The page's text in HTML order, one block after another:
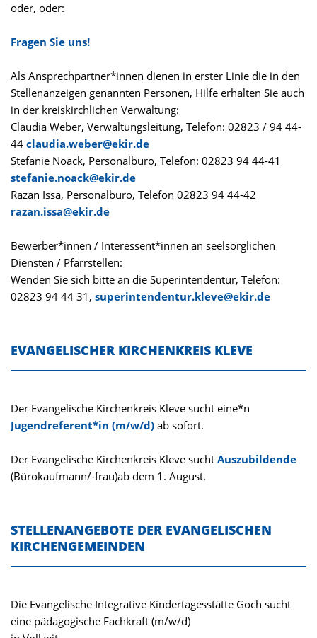
oder, oder:
Fragen Sie uns!
Als Ansprechpartner*innen dienen in erster Linie die in den
Stellenanzeigen genannten Personen, Hilfe erhalten Sie auch
in der kreiskirchlichen Verwaltung:
Claudia Weber, Verwaltungsleitung, Telefon: 02823 / 94 44-
44 claudia.weber@ekir.de
Stefanie Noack, Personalbüro, Telefon: 02823 94 44-41
stefanie.noack@ekir.de
Razan Issa, Personalbüro, Telefon 02823 94 44-42
razan.issa@ekir.de
Bewerber*innen / Interessent*innen an seelsorglichen
Diensten / Pfarrstellen:
Wenden Sie sich bitte an die Superintendentur, Telefon:
02823 94 44 31, superintendentur.kleve@ekir.de
EVANGELISCHER KIRCHENKREIS KLEVE
Der Evangelische Kirchenkreis Kleve sucht eine*n
Jugendreferent*in (m/w/d) ab sofort.
Der Evangelische Kirchenkreis Kleve sucht Auszubildende
(Bürokaufmann/-frau)ab dem 1. August.
STELLENANGEBOTE DER EVANGELISCHEN
KIRCHENGEMEINDEN
Die Evangelische Integrative Kindertagesstätte Goch sucht
eine pädagogische Fachkraft (m/w/d)